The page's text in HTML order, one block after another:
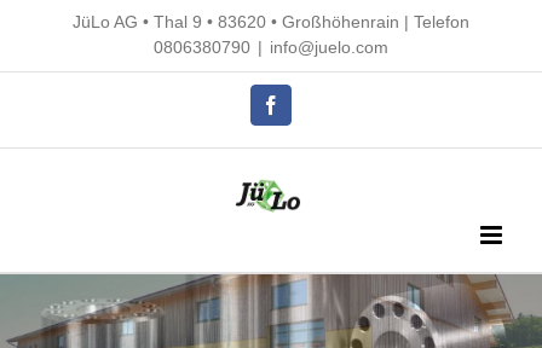
content
JüLo AG • Thal 9 • 83620 • Großhöhenrain | Telefon
0806380790 | info@juelo.com